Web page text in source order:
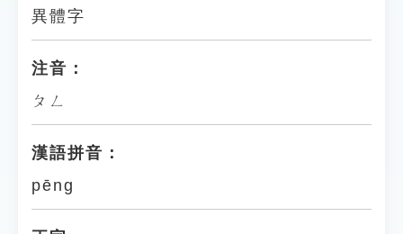
異體字
注音：
ㄆㄥ
漢語拼音：
pēng